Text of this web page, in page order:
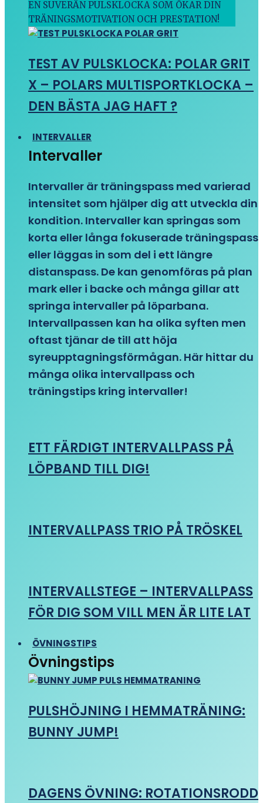
EN SUVERÄN PULSKLOCKA SOM ÖKAR DIN
TRÄNINGSMOTIVATION OCH PRESTATION!
TEST AV PULSKLOCKA: POLAR GRIT
X – POLARS MULTISPORTKLOCKA –
DEN BÄSTA JAG HAFT ?
INTERVALLER
Intervaller
Intervaller är träningspass med varierad
intensitet som hjälper dig att utveckla din
kondition. Intervaller kan springas som
korta eller långa fokuserade träningspass
eller läggas in som del i ett längre
distanspass. De kan genomföras på plan
mark eller i backe och många gillar att
springa intervaller på löparbana.
Intervallpassen kan ha olika syften men
oftast tjänar de till att höja
syreupptagningsförmågan. Här hittar du
många olika intervallpass och
träningstips kring intervaller!
ETT FÄRDIGT INTERVALLPASS PÅ
LÖPBAND TILL DIG!
INTERVALLPASS TRIO PÅ TRÖSKEL
INTERVALLSTEGE – INTERVALLPASS
FÖR DIG SOM VILL MEN ÄR LITE LAT
ÖVNINGSTIPS
Övningstips
PULSHÖJNING I HEMMATRÄNING:
BUNNY JUMP!
DAGENS ÖVNING: ROTATIONSRODD